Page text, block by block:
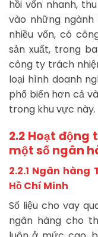
hồi vốn nhanh,
vào những
nhiều vốn, có
sản xuất, trong
công ty trách
loại hình doanh
phổ biến hơn cả
trong khu vực này.
2.2 Hoạt động
một số ngân
2.2.1 Ngân hàng
Hồ Chí Minh
Số liệu cho vay
ngân hàng cho